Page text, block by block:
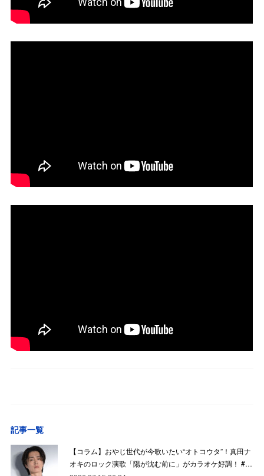
記事一覧
【コラム】おやじ世代が今歌いたい“オトコウタ”！真田ナ
オキのロック演歌「陽が沈む前に」がカラオケ好調！ #…